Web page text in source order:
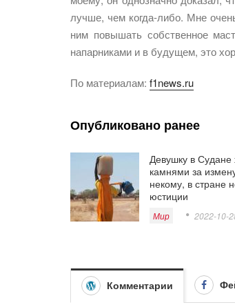
лучше, чем когда-либо. Мне
ним повышать собственное
напарниками и в будущем, это
По материалам: f1news.ru
Опубликовано ранее
Девушку в Судане
камнями за
некому, в стране
юстиции
Мир 2022-10-
Комментарии